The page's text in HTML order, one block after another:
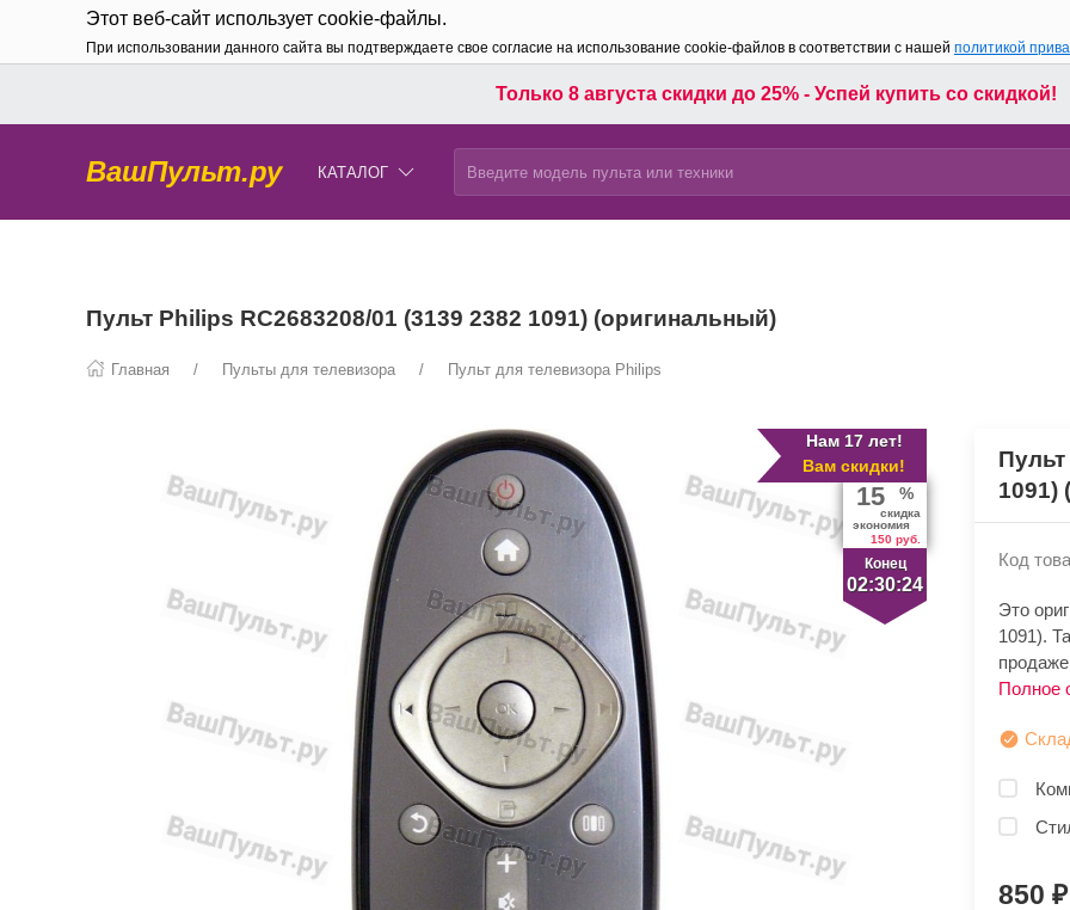
Этот веб-сайт использует cookie-файлы.
При использовании данного сайта вы подтверждаете свое согласие на использование cookie-файлов в соответствии с нашей политикой
Только 8 августа скидки до 25% - Успей купить со скидкой!
ВашПульт.ру КАТАЛОГ
Пульт Philips RC2683208/01 (3139 2382 1091) (оригинальный)
Главная Пульты для телевизора Пульт для телевизора Philips
Нам 17 лет!
Вам скидки!
Конец
02:30:23
15 %
скидка
экономия
150 руб.
1091)
Код
Это
1091).
Полное
850